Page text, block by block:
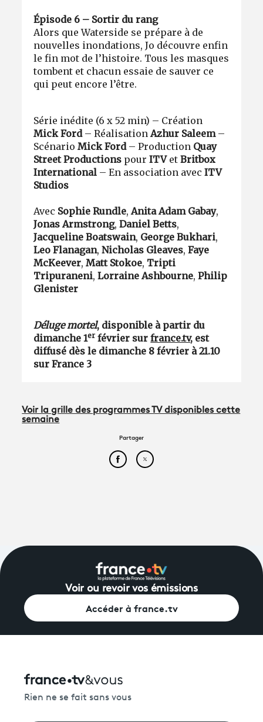
Épisode 6 – Sortir du rang
Alors que Waterside se prépare à de
nouvelles inondations, Jo découvre enfin
le fin mot de l’histoire. Tous les masques
tombent et chacun essaie de sauver ce
qui peut encore l’être.
Série inédite (6 x 52 min) – Création
Mick Ford– RéalisationAzhur Saleem–
ScénarioMick Ford– Production Quay
Street Productions pourITVetBritbox
International – En association avecITV
Studios
Avec Sophie Rundle,Anita Adam Gabay,
Jonas Armstrong,Daniel Betts,
Jacqueline Boatswain, George Bukhari,
Leo Flanagan,Nicholas Gleaves,Faye
McKeever,Matt Stokoe, Tripti
Tripuraneni,Lorraine Ashbourne,Philip
Glenister
Déluge mortel, disponible à partir du
dimanche 1erfévrier surfrance.tv, est
diffusé dès le dimanche 8 février à 21.10
sur France 3
Voir la grille des programmes TV disponibles cette
semaine
Partager
Partager cet article sur
Partager cet article sur
Voir ou revoir vos émissions
Accéder à france.tv
Rien ne se fait sans vous